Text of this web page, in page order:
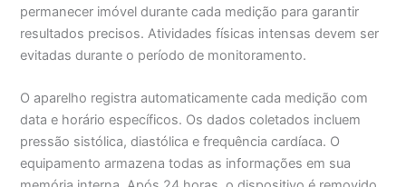
permanecer imóvel durante cada medição para garantir
resultados precisos. Atividades físicas intensas devem ser
evitadas durante o período de monitoramento.
O aparelho registra automaticamente cada medição com
data e horário específicos. Os dados coletados incluem
pressão sistólica, diastólica e frequência cardíaca. O
equipamento armazena todas as informações em sua